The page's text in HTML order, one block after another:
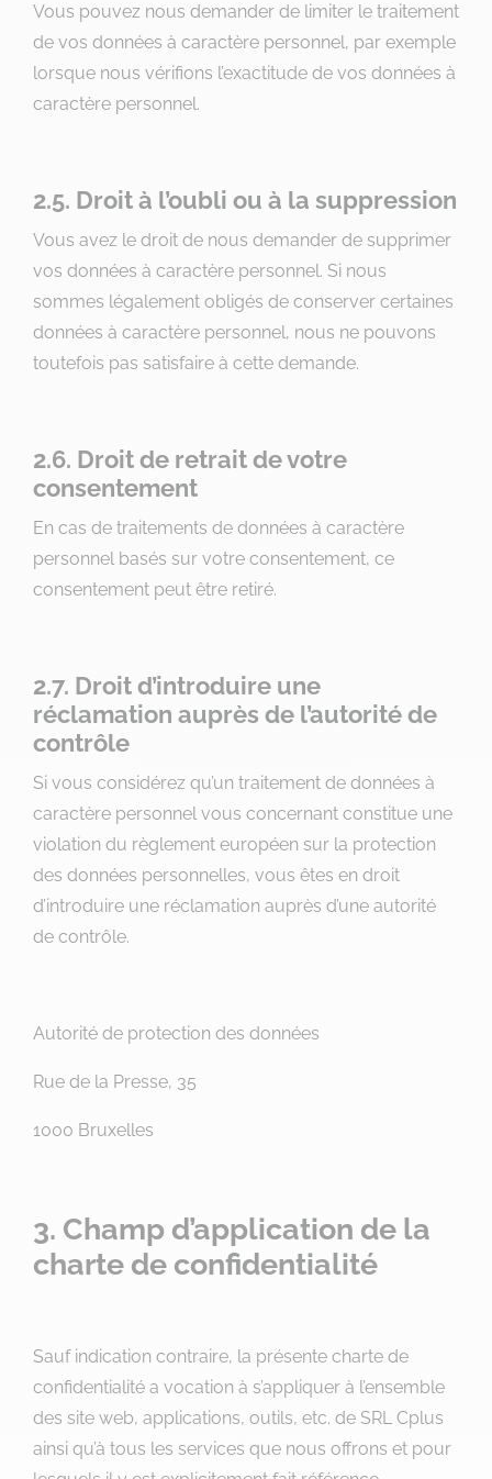
Vous pouvez nous demander de limiter le traitement
de vos données à caractère personnel, par exemple
lorsque nous vérifions l’exactitude de vos données à
caractère personnel.
2.5. Droit à l’oubli ou à la suppression
Vous avez le droit de nous demander de supprimer
vos données à caractère personnel. Si nous
sommes légalement obligés de conserver certaines
données à caractère personnel, nous ne pouvons
toutefois pas satisfaire à cette demande.
2.6. Droit de retrait de votre
consentement
En cas de traitements de données à caractère
personnel basés sur votre consentement, ce
consentement peut être retiré.
2.7. Droit d’introduire une
réclamation auprès de l’autorité de
contrôle
Si vous considérez qu’un traitement de données à
caractère personnel vous concernant constitue une
violation du règlement européen sur la protection
des données personnelles, vous êtes en droit
d’introduire une réclamation auprès d’une autorité
de contrôle.
Autorité de protection des données
Rue de la Presse, 35
1000 Bruxelles
3. Champ d’application de la
charte de confidentialité
Sauf indication contraire, la présente charte de
confidentialité a vocation à s’appliquer à l’ensemble
des site web, applications, outils, etc. de SRL Cplus
ainsi qu’à tous les services que nous offrons et pour